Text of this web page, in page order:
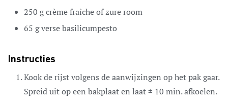
250 gcrème fraîche of zure room
65 gverse basilicumpesto
Instructies
Kook de rijst volgens de aanwijzingen op het pak gaar.
Spreid uit op een bakplaat en laat ± 10 min. afkoelen.